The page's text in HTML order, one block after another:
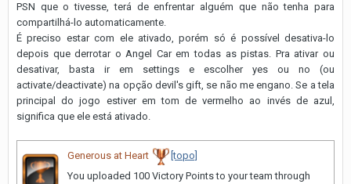
PSN que o tivesse, terá de enfrentar alguém que não tenha para
compartilhá-lo automaticamente.
É preciso estar com ele ativado, porém só é possí­vel desativa-lo
depois que derrotar o Angel Car em todas as pistas. Pra ativar ou
desativar, basta ir em settings e escolher yes ou no (ou
activate/deactivate) na opção devil's gift, se não me engano. Se a tela
principal do jogo estiver em tom de vermelho ao invés de azul,
significa que ele está ativado.
Generous at Heart
[topo]
You uploaded 100 Victory Points to your team through